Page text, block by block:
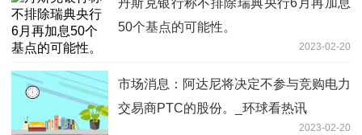
丹斯克银行称不排除瑞典央行6月再加息
50个基点的可能性。
2023-02-20
市场消息：阿达尼将决定不参与竞购电力
交易商PTC的股份。_环球看热讯
2023-02-20